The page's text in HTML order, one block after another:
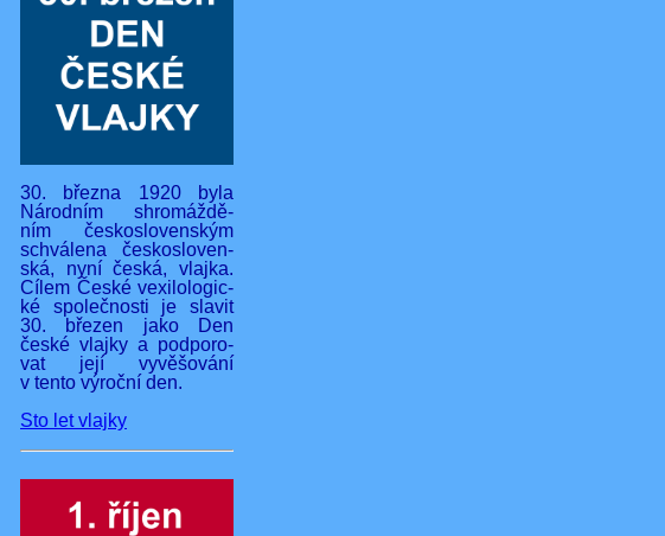
30. března 1920 byla
Národním shromáždě-
ním československým
schválena českosloven-
ská, nyní česká, vlajka.
Cílem České vexilologic-
ké společnosti je slavit
30. březen jako Den
české vlajky a podporo-
vat její vyvěšování
v tento výroční den.
Sto let vlajky